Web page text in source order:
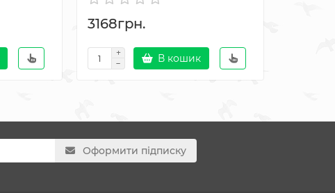
3168грн.
В кошик
Оформити підписку